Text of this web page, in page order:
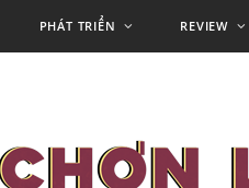
PHÁT TRIỂN REVIEW